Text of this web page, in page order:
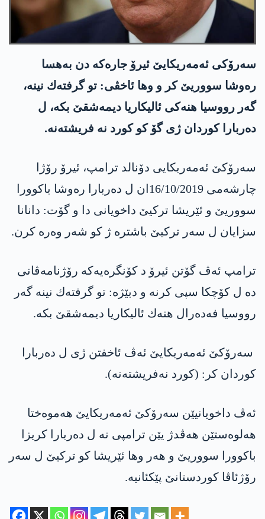
سه‌رۆكی ئه‌مه‌ریكایێ ئیرۆ جاره‌كه‌ دن به‌هسا
ره‌وشا سووریێ كر و وها ئاخڤی: تو گرفته‌ك نینه‌،
گه‌ر رووسیا هنه‌كی ئالیكاریا دیمه‌شقێ بكه‌، ل
ده‌ربارا كوردان ژی گۆ كو كورد نه‌ فریشته‌نه‌.
سه‌رۆكێ ئه‌مه‌ریكایی دۆنالد ترامپ، ئیرۆ رۆژا
چارشه‌می 16/10/2019ان ل ده‌ربارا ره‌وشا باكوورا
سووریێ و ئێریشا تركیێ داخویانی دا و گۆت: دانانا
سزایان ل سه‌ر تركیێ باشتره‌ ژ كو شه‌ر وه‌ره‌ كرن.
ترامپ ئه‌ڤ گۆتن ئیرۆ د كۆنگره‌یه‌كه‌ رۆژنامه‌ڤانی
ده‌ ل كۆچكا سپی كرنه‌ و دبێژه‌: تو گرفته‌ك نینه‌ گه‌ر
رووسیا فه‌ده‌رال هنه‌ك ئالیكاریا دیمه‌شقێ بكه‌.
سه‌رۆكێ ئه‌مه‌ریكایێ ئه‌ڤ ئاخفتن ژی ل ده‌ربارا
كوردان كر: (كورد نه‌فریشته‌نه‌).
ئه‌ڤ داخویانیێن سه‌رۆكێ ئه‌مه‌ریكایێ هه‌موه‌ختا
هه‌لوه‌ستێن هه‌ڤدژ یێن ترامپی نه‌ ل ده‌ربارا كریزا
باكوورا سووریێ و هه‌ر وها ئێریشا كو تركیێ ل سه‌ر
رۆژئاڤا كوردستانێ پێكئانیه‌.